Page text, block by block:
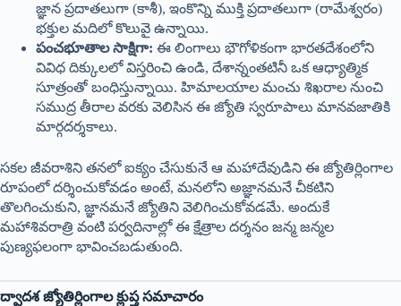
జ్ఞాన ప్రదాతలుగా (కాశీ), ఇంకొన్ని ముక్తి ప్రదాతలుగా (రామేశ్వరం)
భక్తుల మదిలో కొలువై ఉన్నాయి.
పంచభూతాల సాక్షిగా: ఈ లింగాలు భౌగోళికంగా భారతదేశంలోని
వివిధ దిక్కులలో విస్తరించి ఉండి, దేశాన్నంతటినీ ఒక ఆధ్యాత్మిక
సూత్రంతో బంధిస్తున్నాయి. హిమాలయాల మంచు శిఖరాల నుంచి
సముద్ర తీరాల వరకు వెలిసిన ఈ జ్యోతి స్వరూపాలు మానవజాతికి
మార్గదర్శకాలు.
సకల జీవరాశిని తనలో ఐక్యం చేసుకునే ఆ మహాదేవుడిని ఈ జ్యోతిర్లింగాల
రూపంలో దర్శించుకోవడం అంటే, మనలోని అజ్ఞానమనే చీకటిని
తొలగించుకుని, జ్ఞానమనే జ్యోతిని వెలిగించుకోవడమే. అందుకే
మహాశివరాత్రి వంటి పర్వదినాల్లో ఈ క్షేత్రాల దర్శనం జన్మ జన్మల
పుణ్యఫలంగా భావించబడుతుంది.
ద్వాదశ జ్యోతిర్లింగాల క్లుప్త సమాచారం